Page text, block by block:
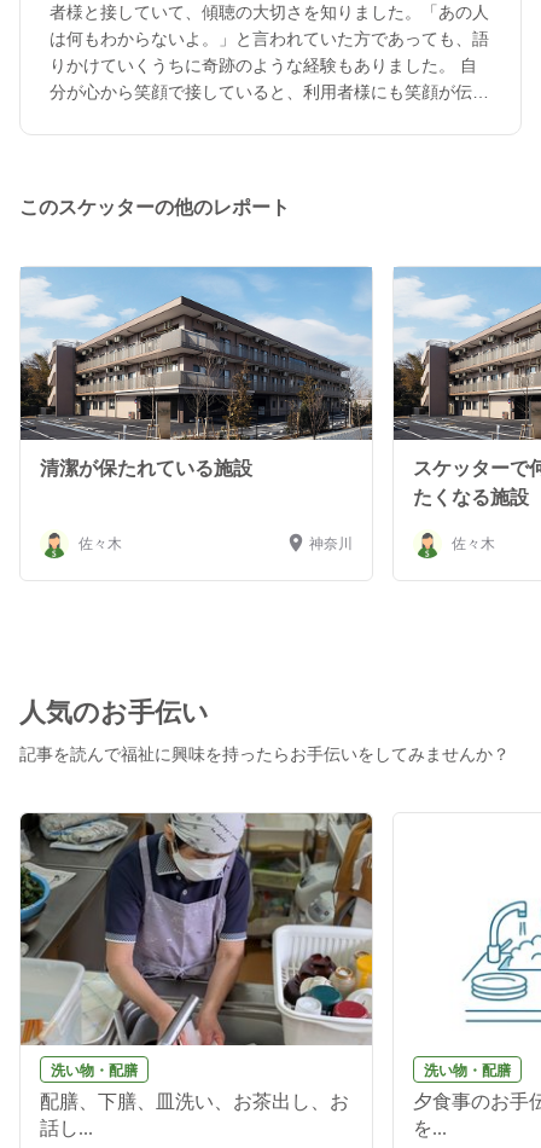
者様と接していて、傾聴の大切さを知りました。「あの人
は何もわからないよ。」と言われていた方であっても、語
りかけていくうちに奇跡のような経験もありました。 自
分が心から笑顔で接していると、利用者様にも笑顔が伝わ
でも、自分も嬉しくなりやり甲斐を感じてました。 近隣
このスケッターの他のレポート
清潔が保たれている施設
佐々木 神奈川
スケッターで
たくなる施設
佐々木
人気のお手伝い
記事を読んで福祉に興味を持ったらお手伝いをしてみませんか？
洗い物・配膳
配膳、下膳、皿洗い、お茶出し、お
話し...
洗い物・配膳
夕食事のお手
を...